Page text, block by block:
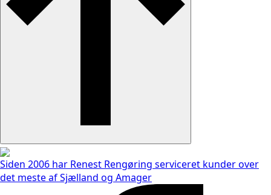
Siden 2006 har Renest Rengøring serviceret kunder over
det meste af Sjælland og Amager